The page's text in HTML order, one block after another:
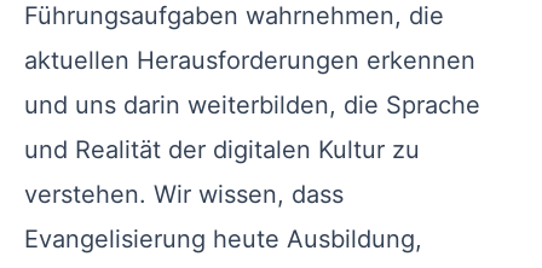
Führungsaufgaben wahrnehmen, die
aktuellen Herausforderungen erkennen
und uns darin weiterbilden, die Sprache
und Realität der digitalen Kultur zu
verstehen. Wir wissen, dass
Evangelisierung heute Ausbildung,